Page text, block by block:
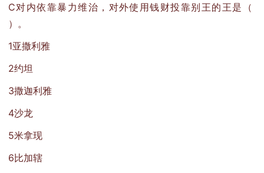
C对内依靠暴力维治，对外使用钱财投靠别王的王是（
）。
1亚撒利雅
2约坦
3撒迦利雅
4沙龙
5米拿现
6比加辖